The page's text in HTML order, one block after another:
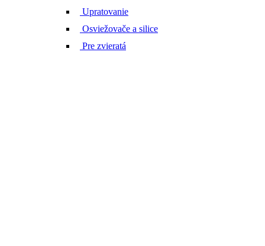
Upratovanie
Osviežovače a silice
Pre zvieratá